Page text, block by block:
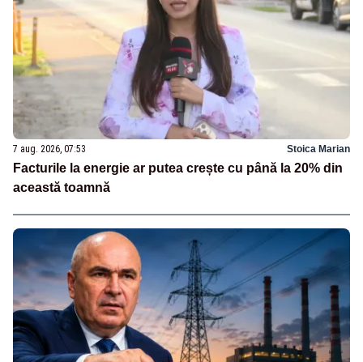
7 aug. 2026, 07:53 Stoica Marian
Facturile la energie ar putea crește cu până la 20% din
această toamnă